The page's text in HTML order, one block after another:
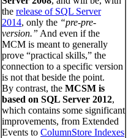
the release of SQL Server
2014, only the “pre-pre-
version.” And even if the
MCM is meant to generally
prove “practical skills,” the
connection to a specific version
is not that beside the point.
By contrast, the MCSM is
based on SQL Server 2012,
which contains some significant
improvements, from Extended
Events to ColumnStore Indexes